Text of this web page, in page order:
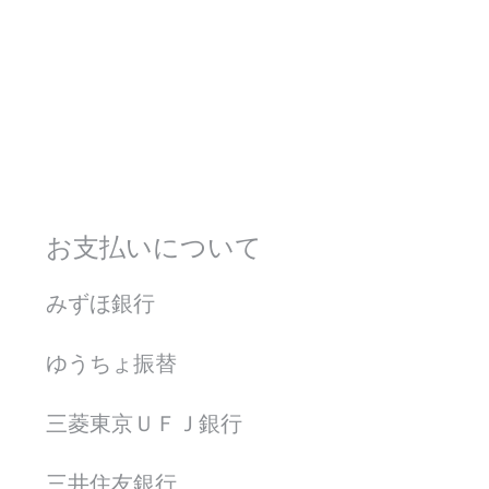
お支払いについて
みずほ銀行
ゆうちょ振替
三菱東京ＵＦＪ銀行